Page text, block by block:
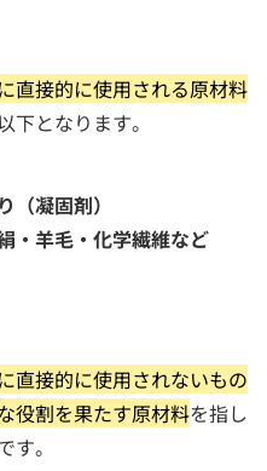
直接的に使用される原材料
下となります。
（凝固剤）
・羊毛・化学繊維など
直接的に使用されないもの
役割を果たす原材料を指し
す。